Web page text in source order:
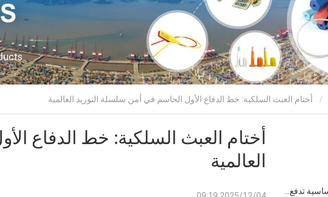
أختام العبث السلكية: خط الدفاع
العالمية
أختام كابلات RFID السلكية: 5 مزايا أساسية تدفع تحول الشحن العالمي نحو الأمن الذكي في عام 2026